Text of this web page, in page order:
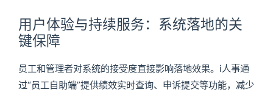
用户体验与持续服务：系统落地的关
键保障
员工和管理者对系统的接受度直接影响落地效果。i人事通
过“员工自助端”提供绩效实时查询、申诉提交等功能，减少